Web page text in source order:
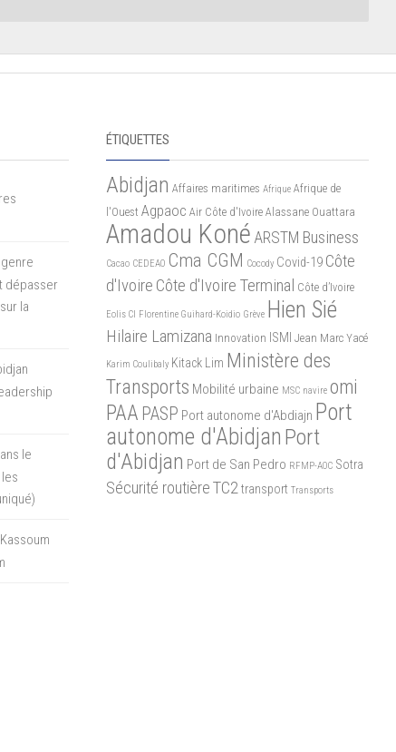
dépasser
la
le
ÉTIQUETTES
Abidjan Affaires maritimes Afrique Afrique de
l'Ouest Agpaoc Air Côte d'Ivoire Alassane Ouattara
Amadou Koné ARSTM Business
Cacao CEDEAO Cma CGM Cocody Covid-19 Côte
d'Ivoire Côte d'Ivoire Terminal Côte d’Ivoire
Eolis CI Florentine Guihard-Koidio Grève Hien Sié
Hilaire Lamizana Innovation ISMI Jean Marc Yacé
Karim Coulibaly Kitack Lim Ministère des
Transports Mobilité urbaine MSC navire omi
PAA PASP Port autonome d'Abdiajn Port
autonome d'Abidjan Port
d'Abidjan Port de San Pedro RFMP-AOC Sotra
Sécurité routièreTC2 transport Transports